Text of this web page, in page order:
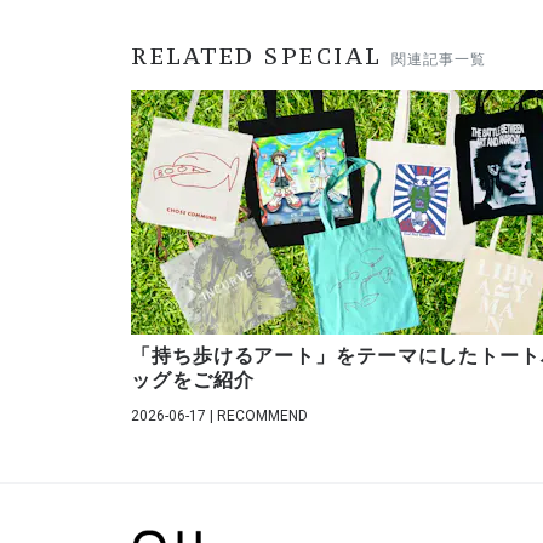
RELATED SPECIAL 関連記事一覧
「持ち歩けるアート」をテーマにしたトー
ッグをご紹介
2026-06-17 | RECOMMEND